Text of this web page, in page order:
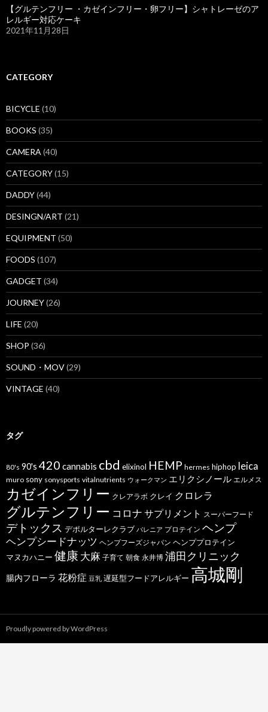
【グルテンフリー ・カゼインフリー・卵フリー】シャトレーゼのア
レルギー対応ケーキ
2021年11月28日
CATEGORY
BICYCLE (10)
BOOKS (35)
CAMERA(40)
CATEGORY(15)
DADDY(44)
DESINGN/ART (21)
EQUIPMENT (50)
FOODS (107)
GADGET (34)
JOURNEY(26)
LIFE (20)
SHOP (36)
SOUND・MOV(29)
VINTAGE (40)
タグ
80's 90's 420 cannabis cbd elixinol HEMP hermes hiphop leica
muro sony sonysports vitalnutrients ウォークマン エリクシノール エルメス
カゼインフリー クレアラボ クレイ クロレラ
グルテンフリー コロナ サプリメント スーパーフード
デトックス デポルターレクラブ バレニア プロテイン ヘンプ
ヘンプシードナッツ ヘンプフーズジャパン ヘンププロテイン
マヌカハニー 健康 大麻 子育て 朝食 永井博 浦田クリニック
腸内フローラ 花粉症 豆乳 遅延型フードアレルギー 高城剛
Proudly powered by WordPress